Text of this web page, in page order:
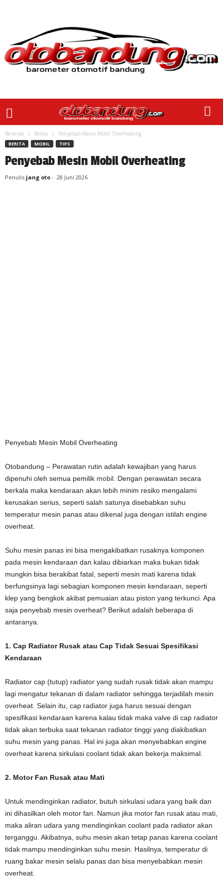
Beranda Berita Penyebab Mesin Mobil Overheating
BERITA MOBIL TIPS
Penyebab Mesin Mobil Overheating
Penulis jang oto - 28 Juni 2026
Penyebab Mesin Mobil Overheating
Otobandung – Perawatan rutin adalah kewajiban yang harus
dipenuhi oleh semua pemilik mobil . Dengan perawatan secara
berkala maka kendaraan akan lebih minim resiko mengalami
kerusakan serius, seperti salah satunya disebabkan suhu
temperatur mesin panas atau dikenal juga dengan istilah engine
overheat.
Suhu mesin panas ini bisa mengakibatkan rusaknya komponen
pada mesin kendaraan dan kalau dibiarkan maka bukan tidak
mungkin bisa berakibat fatal, seperti mesin mati karena tidak
berfungsinya lagi sebagian komponen mesin kendaraan, seperti
klep yang bengkok akibat pemuaian atau piston yang terkunci. Apa
saja penyebab mesin overheat? Berikut adalah beberapa di
antaranya.
1. Cap Radiator Rusak atau Cap Tidak Sesuai Spesifikasi
Kendaraan
Radiator cap (tutup) radiator yang sudah rusak tidak akan mampu
lagi mengatur tekanan di dalam radiator sehingga terjadilah mesin
overheat. Selain itu, cap radiator juga harus sesuai dengan
spesifikasi kendaraan karena kalau tidak maka valve di cap radiator
tidak akan terbuka saat tekanan radiator tinggi yang diakibatkan
suhu mesin yang panas. Hal ini juga akan menyebabkan engine
overheat karena sirkulasi coolant tidak akan bekerja maksimal.
2. Motor Fan Rusak atau Mati
Untuk mendinginkan radiator, butuh sirkulasi udara yang baik dan
ini dihasilkan oleh motor fan. Namun jika motor fan rusak atau mati,
maka aliran udara yang mendinginkan coolant pada radiator akan
terganggu. Akibatnya, suhu mesin akan tetap panas karena coolant
tidak mampu mendinginkan suhu mesin. Hasilnya, temperatur di
ruang bakar mesin selalu panas dan bisa menyebabkan mesin
overheat.